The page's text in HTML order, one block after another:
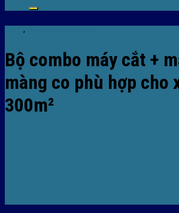
,
Bộ combo máy cắt +
màng co phù hợp cho
300m²